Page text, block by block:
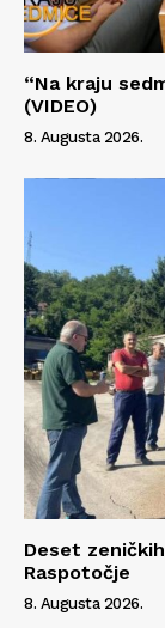
Info
“Na kraju
(VIDEO)
8. Augusta 2026.
Deset
Raspotočje
8. Augusta 2026.